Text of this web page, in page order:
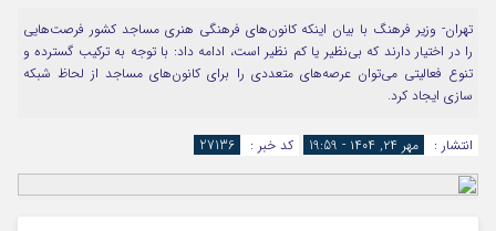
مرا به خاطر بسپار
تهران- وزیر فرهنگ با بیان اینکه کانون‌های فرهنگی هنری مساجد کشور فرصت‌هایی
را در اختیار دارند که بی‌نظیر یا کم نظیر است، ادامه داد: با توجه به ترکیب گسترده و
تنوع فعالیتی می‌توان عرصه‌های متعددی را برای کانون‌های مساجد از لحاظ شبکه
سازی ایجاد کرد.
انتشار : مهر ۲۴, ۱۴۰۴ - 19:59 کد خبر : 27136